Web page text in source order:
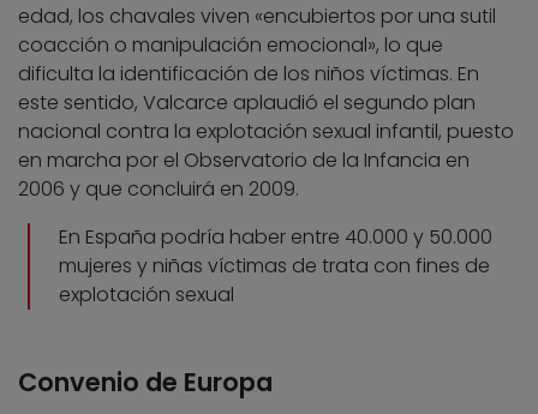
edad, los chavales viven «encubiertos por una sutil
coacción o manipulación emocional», lo que
dificulta la identificación de los niños víctimas. En
este sentido, Valcarce aplaudió el segundo plan
nacional contra la explotación sexual infantil, puesto
en marcha por el Observatorio de la Infancia en
2006 y que concluirá en 2009.
En España podría haber entre 40.000 y 50.000
mujeres y niñas víctimas de trata con fines de
explotación sexual
Convenio de Europa